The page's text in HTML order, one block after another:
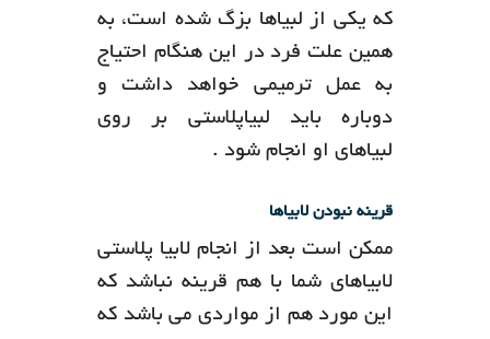
که یکی از لبیاها بزگ شده است، به
همین علت فرد در این هنگام احتیاج
به عمل ترمیمی خواهد داشت و
دوباره باید لبیاپلاستی بر روی
لبیاهای او انجام شود .
قرینه نبودن لابیاها
ممکن است بعد از انجام لابیا پلاستی
لابیاهای شما با هم قرینه نباشد که
این مورد هم از مواردی می باشد که